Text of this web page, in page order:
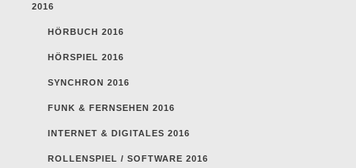
2016
HÖRBUCH 2016
HÖRSPIEL 2016
SYNCHRON 2016
FUNK & FERNSEHEN 2016
INTERNET & DIGITALES 2016
ROLLENSPIEL / SOFTWARE 2016